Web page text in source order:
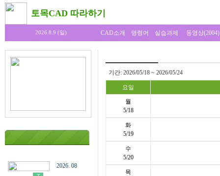
토목CAD 따라하기
2026.8.9 (일) CAD소개 명령어 실습과제 동영상(2004)
2026. 08
기간: 2026/05/18 ~ 2026/05/24
요일
월
5/18
화
5/19
수
5/20
목